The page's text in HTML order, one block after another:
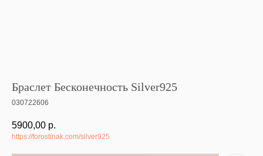
Браслет Бесконечность Silver925
030722606
5900,00 р.
https://forostinak.com/silver925